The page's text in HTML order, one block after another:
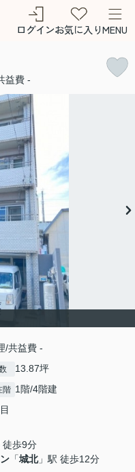
ログインお気に入りMENU
益費 -
/共益費 -
13.87坪
階 1階/4階建
徒歩9分
「城北」駅 徒歩12分